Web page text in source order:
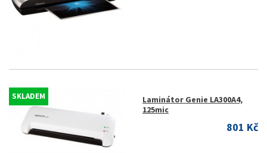
SKLADEM
Laminátor Genie LA300A4,
125mic
801 Kč